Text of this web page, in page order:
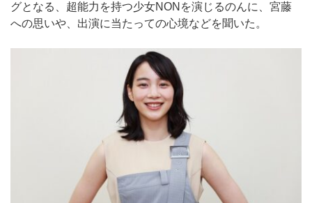
グとなる、超能力を持つ少女NONを演じるのんに、宮藤
への思いや、出演に当たっての心境などを聞いた。